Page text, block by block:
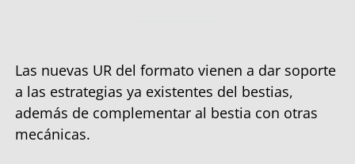
Las nuevas UR del formato vienen a dar soporte
a las estrategias ya existentes del bestias,
además de complementar al bestia con otras
mecánicas.